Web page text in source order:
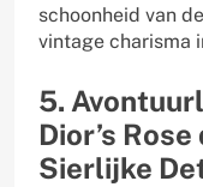
schoonheid van
vintage charisma
5.
Dior’s
Sierlijke